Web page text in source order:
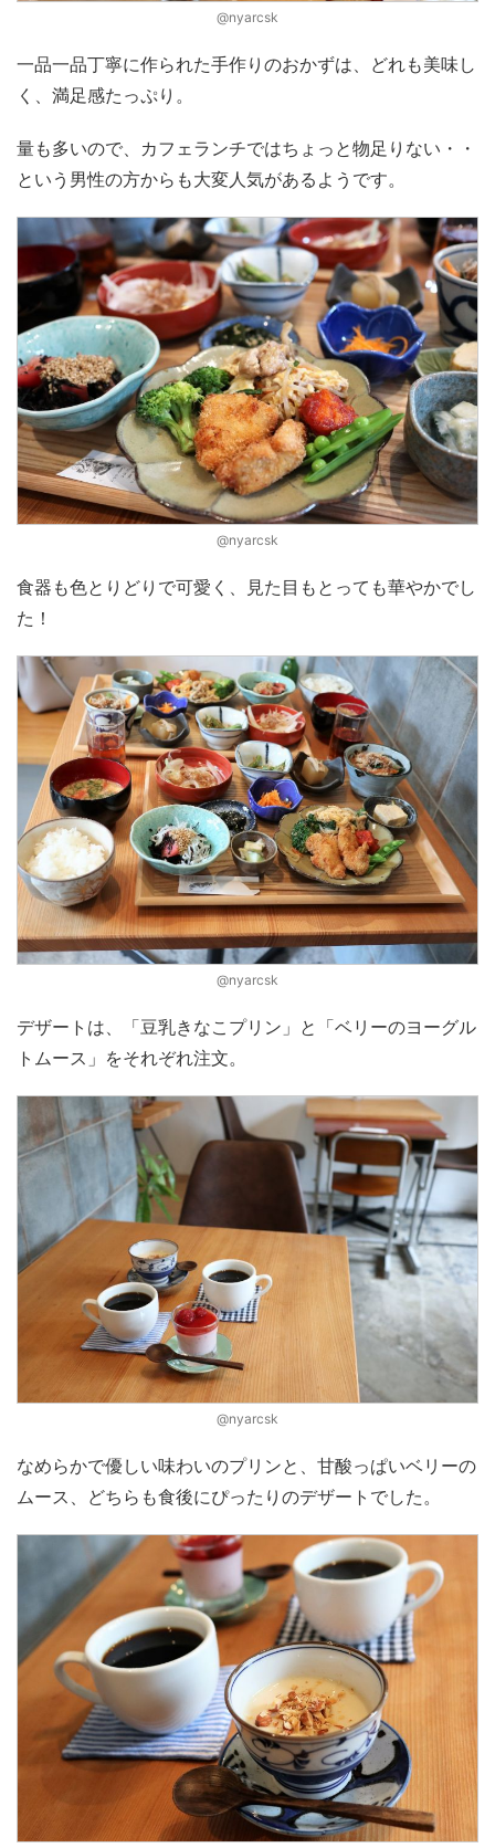
@nyarcsk
一品一品丁寧に作られた手作りのおかずは、どれも美味し
く、満足感たっぷり。
量も多いので、カフェランチではちょっと物足りない・・
という男性の方からも大変人気があるようです。
@nyarcsk
食器も色とりどりで可愛く、見た目もとっても華やかでし
た！
@nyarcsk
デザートは、「豆乳きなこプリン」と「ベリーのヨーグル
トムース」をそれぞれ注文。
@nyarcsk
なめらかで優しい味わいのプリンと、甘酸っぱいベリーの
ムース、どちらも食後にぴったりのデザートでした。